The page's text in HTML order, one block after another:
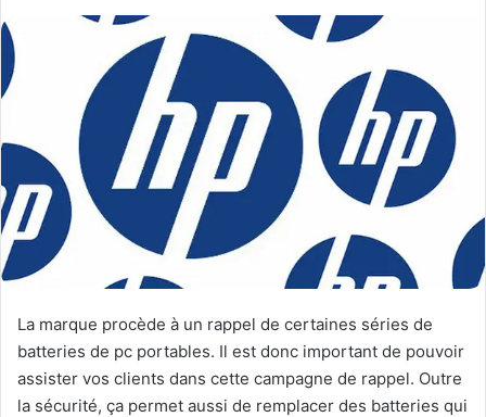
La marque procède à un rappel de certaines séries de
batteries de pc portables. Il est donc important de pouvoir
assister vos clients dans cette campagne de rappel. Outre
la sécurité, ça permet aussi de remplacer des batteries qui